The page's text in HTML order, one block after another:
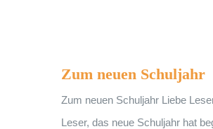
Zum neuen Schuljahr
Zum neuen Schuljahr Liebe
Leser, das neue Schuljahr hat